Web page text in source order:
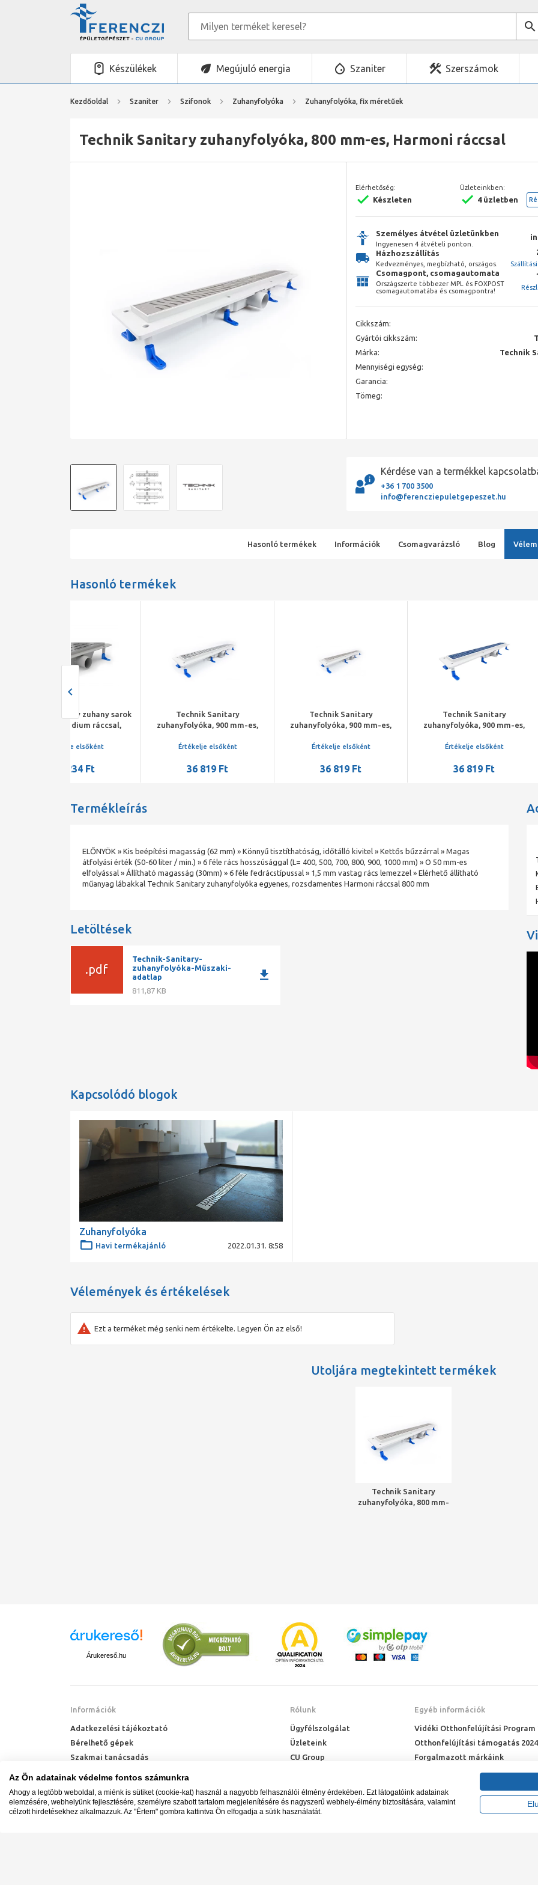
Készülékek Megújuló energia Szaniter Szerszámok
Kezdőoldal Szaniter Szifonok Zuhanyfolyóka Zuhanyfolyóka, fix méretűek
Technik Sanitary zuhanyfolyóka, 800 mm-es, Harmoni ráccsal
Elérhetőség:
Készleten
Üzleteinkben:
4 üzletben
Személyes átvétel üzletünkben
Ingyenesen 4 átvételi ponton.
Házhozszállítás
Kedvezményes, megbízható, országos.
Csomagpont, csomagautomata
Országszerte többezer MPL és FOXPOST
csomagautomatába és csomagpontra!
Cikkszám:
Gyártói cikkszám:
Márka:
Technik
Mennyiségi egység:
Garancia:
Tömeg:
Kérdése van a termékkel
+36 1 700 3500
info@ferencziepuletgepeszet.hu
Hasonló termékek Információk Csomagvarázsló Blog
Hasonló termékek
Technik Sanitary
zuhanyfolyóka, 900 mm-es,
Technik Sanitary
zuhanyfolyóka, 900 mm-es,
Technik Sanitary
zuhanyfolyóka, 900 mm-es,
Technik
Termékleírás
ELŐNYÖK » Kis beépítési magasság (62 mm) » Könnyű tisztíthatóság, időtálló kivitel » Kettős bűzzárral » Magas
átfolyási érték (50-60 liter / min.) » 6 féle rács hosszúsággal (L= 400, 500, 700, 800, 900, 1000 mm) » O 50 mm-es
elfolyással » Állítható magasság (30mm) » 6 féle fedrácstípussal » 1,5 mm vastag rács lemezzel » Elérhető állítható
műanyag lábakkal Technik Sanitary zuhanyfolyóka egyenes, rozsdamentes Harmoni ráccsal 800 mm
Letöltések
.pdf
Technik-Sanitary-
zuhanyfolyóka-Műszaki-
adatlap
811,87 KB
download
Kapcsolódó blogok
Zuhanyfolyóka
Havi termékajánló 2022.01.31. 8:58
Vélemények és értékelések
Ezt a terméket még senki nem értékelte. Legyen Ön az első!
Utoljára megtekintett termékek
Technik Sanitary
zuhanyfolyóka, 800 mm-
Árukereső.hu
Információk
Adatkezelési tájékoztató
Bérelhető gépek
Szakmai tanácsadás
Hőszivattyú kalkulátor
Rólunk
Ügyfélszolgálat
Üzleteink
CU Group
Egyéb információk
Vidéki Otthonfelújítási Program
Otthonfelújítási támogatás 2024
Forgalmazott márkáink
Adatkezelési kérelem
Az Ön adatainak védelme fontos számunkra
Ahogy a legtöbb weboldal, a miénk is sütiket (cookie-kat) használ a nagyobb felhasználói élmény érdekében. Ezt látogatóink adatainak
elemzésére, webhelyünk fejlesztésére, személyre szabott tartalom megjelenítésére és nagyszerű webhely-élmény biztosítására, valamint
célzott hirdetésekhez alkalmazzuk. Az "Értem" gombra kattintva Ön elfogadja a sütik használatát.